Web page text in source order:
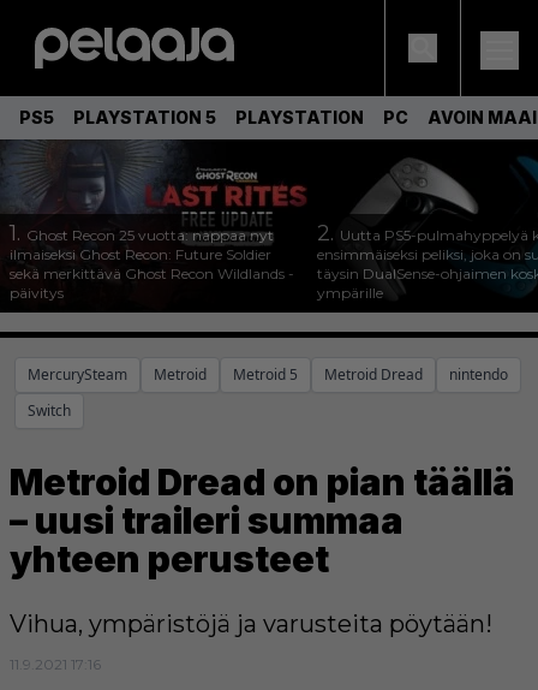
PS5 PLAYSTATION 5 PLAYSTATION PC AVOIN
1. Ghost Recon 25 vuotta: nappaa nyt
ilmaiseksi Ghost Recon: Future Soldier
sekä merkittävä Ghost Recon Wildlands -
päivitys
2. Uutta PS5-pulmahyppelyä
ensimmäiseksi peliksi, joka on
täysin DualSense-ohjaimen
ympärille
MercurySteam Metroid Metroid 5 Metroid Dread
nintendo
Switch
Metroid Dread on pian täällä
– uusi traileri summaa
yhteen perusteet
Vihua, ympäristöjä ja varusteita pöytään!
11.9.2021 17:16